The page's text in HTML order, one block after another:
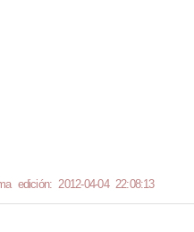
edición: 2012-04-04 22:08:13